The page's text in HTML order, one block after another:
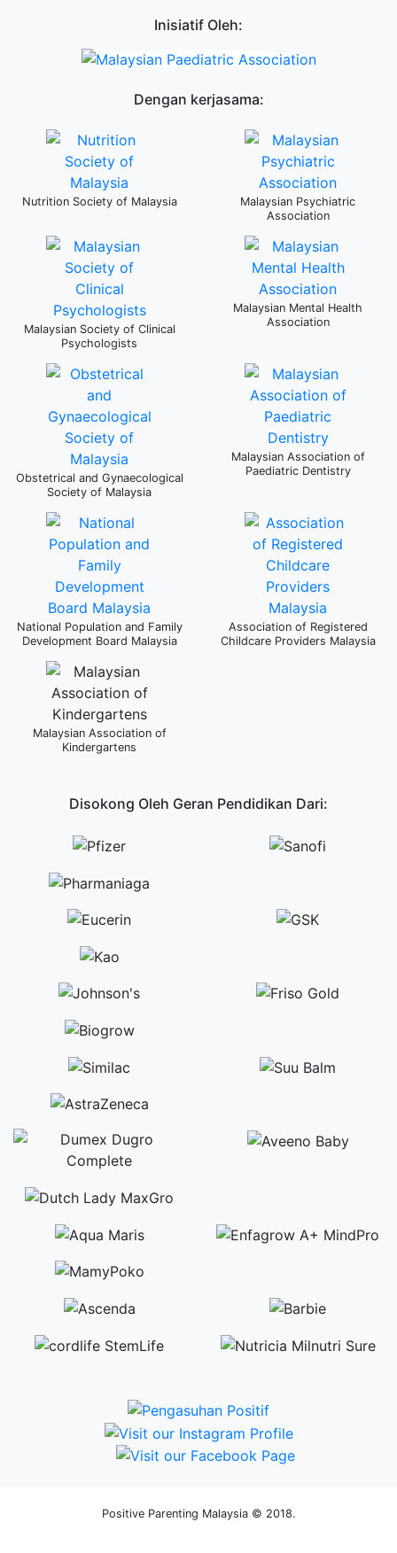
Inisiatif Oleh:
Dengan kerjasama:
Nutrition Society of Malaysia
Malaysian Psychiatric
Association
Malaysian Society of Clinical
Psychologists
Malaysian Mental Health
Association
Obstetrical and Gynaecological
Society of Malaysia
Malaysian Association of
Paediatric Dentistry
National Population and Family
Development Board Malaysia
Association of Registered
Childcare Providers Malaysia
Malaysian Association of
Kindergartens
Disokong Oleh Geran Pendidikan Dari:
Positive Parenting Malaysia © 2018.